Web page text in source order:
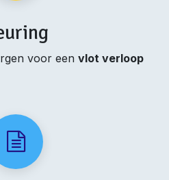
voor een vlot verloop